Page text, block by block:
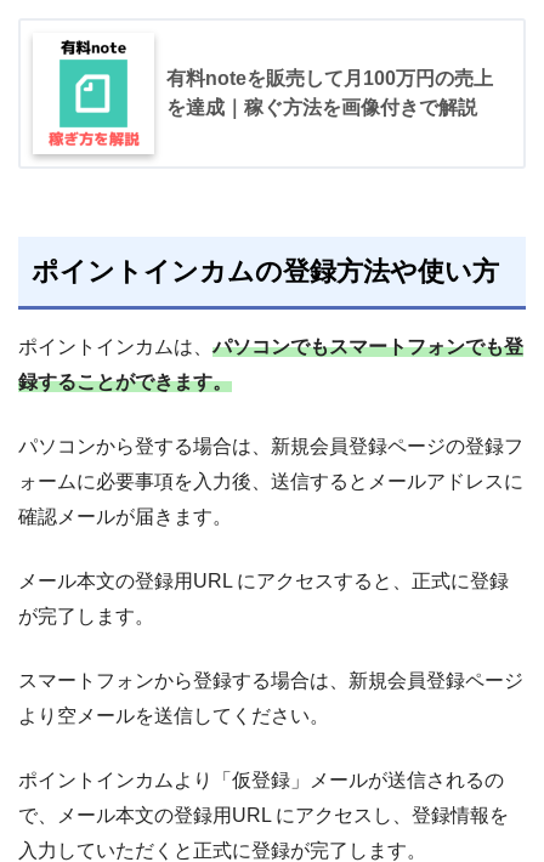
有料noteを販売して月100万円の売上
を達成｜稼ぐ方法を画像付きで解説
ポイントインカムの登録方法や使い方
ポイントインカムは、パソコンでもスマートフォンでも登
録することができます。
パソコンから登する場合は、新規会員登録ページの登録フ
ォームに必要事項を入力後、送信するとメールアドレスに
確認メールが届きます。
メール本文の登録用URL にアクセスすると、正式に登録
が完了します。
スマートフォンから登録する場合は、新規会員登録ページ
より空メールを送信してください。
ポイントインカムより「仮登録」メールが送信されるの
で、メール本文の登録用URL にアクセスし、登録情報を
入力していただくと正式に登録が完了します。